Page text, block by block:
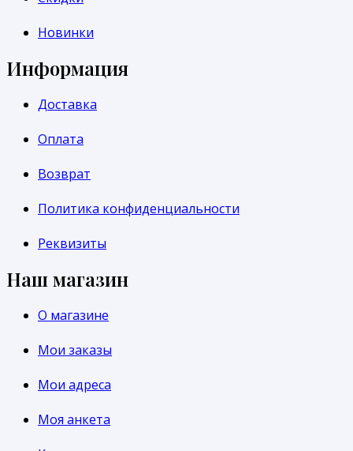
Новинки
Информация
Доставка
Оплата
Возврат
Политика конфиденциальности
Реквизиты
Наш магазин
О магазине
Мои заказы
Мои адреса
Моя анкета